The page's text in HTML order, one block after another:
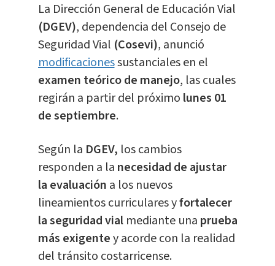
La Dirección General de Educación Vial
(DGEV), dependencia del Consejo de
Seguridad Vial (Cosevi), anunció
modificacionessustanciales en el
examen teórico de manejo, las cuales
regirán a partir del próximo lunes 01
de septiembre.
Según la DGEV, los cambios
responden a la necesidad de ajustar
la evaluación a los nuevos
lineamientos curriculares yfortalecer
la seguridad vial mediante una prueba
más exigentey acorde con la realidad
del tránsito costarricense.